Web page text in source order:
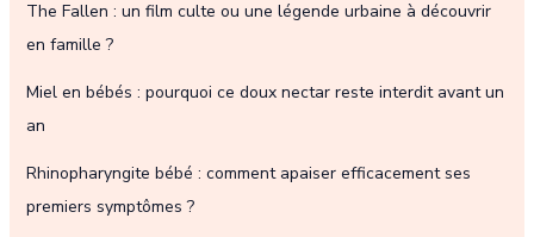
The Fallen : un film culte ou une légende urbaine à découvrir
en famille ?
Miel en bébés : pourquoi ce doux nectar reste interdit avant un
an
Rhinopharyngite bébé : comment apaiser efficacement ses
premiers symptômes ?